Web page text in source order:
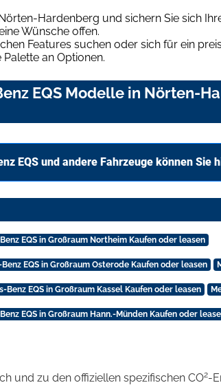
Hardenberg und sichern Sie sich
Wünsche offen.
Features suchen oder sich für ein
an Optionen.
EQS Modelle in Nörten-
EQS und andere Fahrzeuge können Sie
EQS in Großraum Northeim Kaufen oder leasen
EQS in Großraum Osterode Kaufen oder leasen
Benz EQS in Großraum Kassel Kaufen oder leasen
EQS in Großraum Hann.-Münden Kaufen oder
und zu den offiziellen spezifischen CO2-